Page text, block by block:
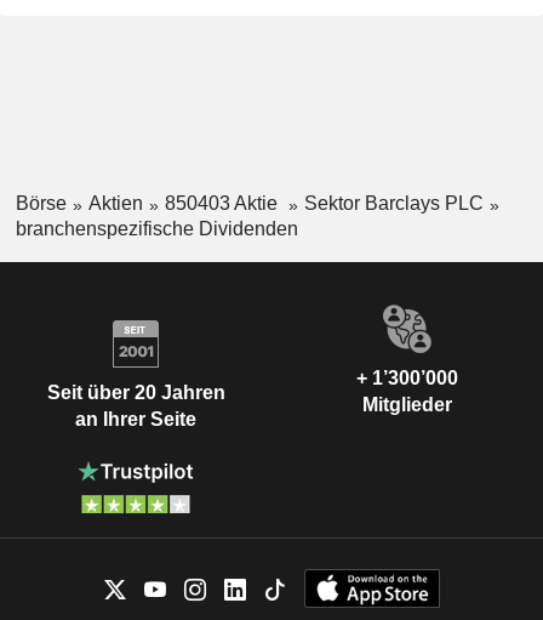
Börse Aktien 850403 Aktie
Sektor Barclays PLC
branchenspezifische Dividenden
Seit über 20 Jahren
an Ihrer Seite
+ 1’300’000
Mitglieder